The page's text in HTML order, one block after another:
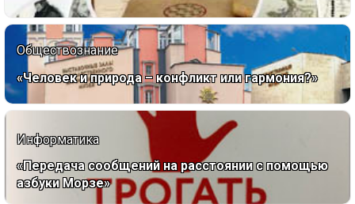
Обществознание
«Человек и природа – конфликт или гармония?»
Информатика
«Передача сообщений на расстоянии с помощью
азбуки Морзе»